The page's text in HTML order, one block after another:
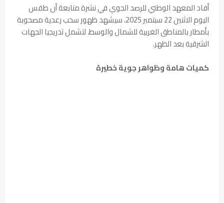
أفاد المعهد الوطني للرصد الجوي في نشرة متابعة أن طقس
اليوم الاثنين 22 سبتمبر 2025، سيشهد ظهور سحب رعدية مصحوبة
بأمطار بالمناطق الغربية للشمال والوسط، لتشمل تدريجيا الجهات
الشرقية بعد الظهر.
كميات هامة وظواهر جوية خطيرة